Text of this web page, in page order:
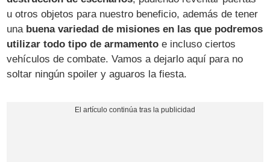
u otros objetos para nuestro beneficio, además de tener
una buena variedad de misiones en las que podremos
utilizar todo tipo de armamento e incluso ciertos
vehículos de combate. Vamos a dejarlo aquí para no
soltar ningún spoiler y aguaros la fiesta.